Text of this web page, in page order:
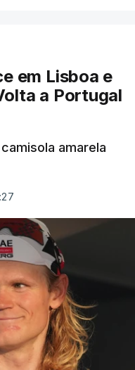
em Lisboa e
a Portugal
amarela